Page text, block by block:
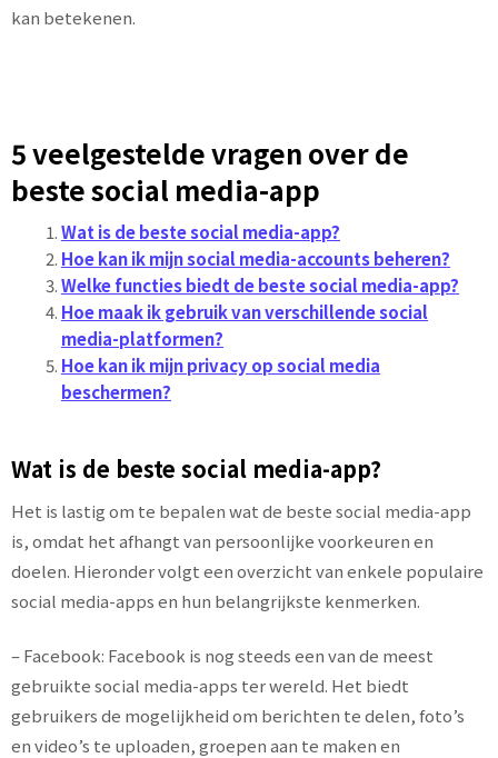
kan betekenen.
5 veelgestelde vragen over de
beste social media-app
Wat is de beste social media-app?
Hoe kan ik mijn social media-accounts beheren?
Welke functies biedt de beste social media-app?
Hoe maak ik gebruik van verschillende social
media-platformen?
Hoe kan ik mijn privacy op social media
beschermen?
Wat is de beste social media-app?
Het is lastig om te bepalen wat de beste social media-app
is, omdat het afhangt van persoonlijke voorkeuren en
doelen. Hieronder volgt een overzicht van enkele populaire
social media-apps en hun belangrijkste kenmerken.
– Facebook: Facebook is nog steeds een van de meest
gebruikte social media-apps ter wereld. Het biedt
gebruikers de mogelijkheid om berichten te delen, foto’s
en video’s te uploaden, groepen aan te maken en